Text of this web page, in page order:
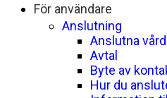
För användare
Anslutning
Anslutna
Avtal
Byte av
Hur du